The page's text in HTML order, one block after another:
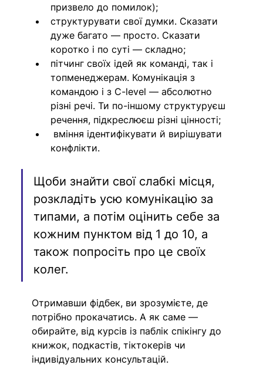
призвело до помилок);
структурувати свої думки. Сказати
дуже багато — просто. Сказати
коротко і по суті — складно;
пітчинг своїх ідей як команді, так і
топменеджерам. Комунікація з
командою і з C-level — абсолютно
різні речі. Ти по-іншому структуруєш
речення, підкреслюєш різні цінності;
вміння ідентифікувати й вирішувати
конфлікти.
Щоби знайти свої слабкі місця,
розкладіть усю комунікацію за
типами, а потім оцінить себе за
кожним пунктом від 1 до 10, а
також попросіть про це своїх
колег.
Отримавши фідбек, ви зрозумієте, де
потрібно прокачатись. А як саме —
обирайте, від курсів із паблік спікінгу до
книжок, подкастів, тіктокерів чи
індивідуальних консультацій.